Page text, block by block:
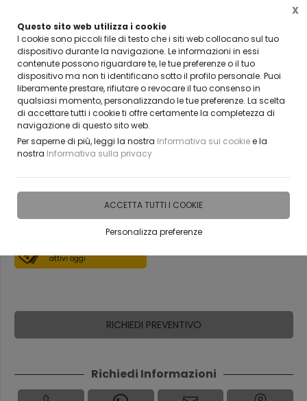
Questo sito web utilizza i cookie
I cookie sono piccoli file di testo che i siti web collocano sul tuo
dispositivo durante la navigazione. Le informazioni in essi
contenute possono riguardare te, le tue preferenze o il tuo
dispositivo ma non ti identificano sotto il profilo personale. Puoi
liberamente prestare, rifiutare o revocare il tuo consenso in
qualsiasi momento, personalizzando le tue preferenze. La scelta
di accettare tutti i cookie ti offre certamente la completezza di
navigazione di questo sito web.
Per saperne di più, leggi la nostra Informativa sui cookiee la
nostra Informativa sulla privacy
ACCETTA TUTTI I COOKIE
Personalizza preferenze
X
VUOI DIVENTARE UN NOSTRO RIVENDITORE?
CONTATTACI
Home Vetreria Porte tuttovetro per interni
Porta in vetro temperato da 8
attivi oggi
RICHIEDI PREVENTIVO
Richiedi Informazioni